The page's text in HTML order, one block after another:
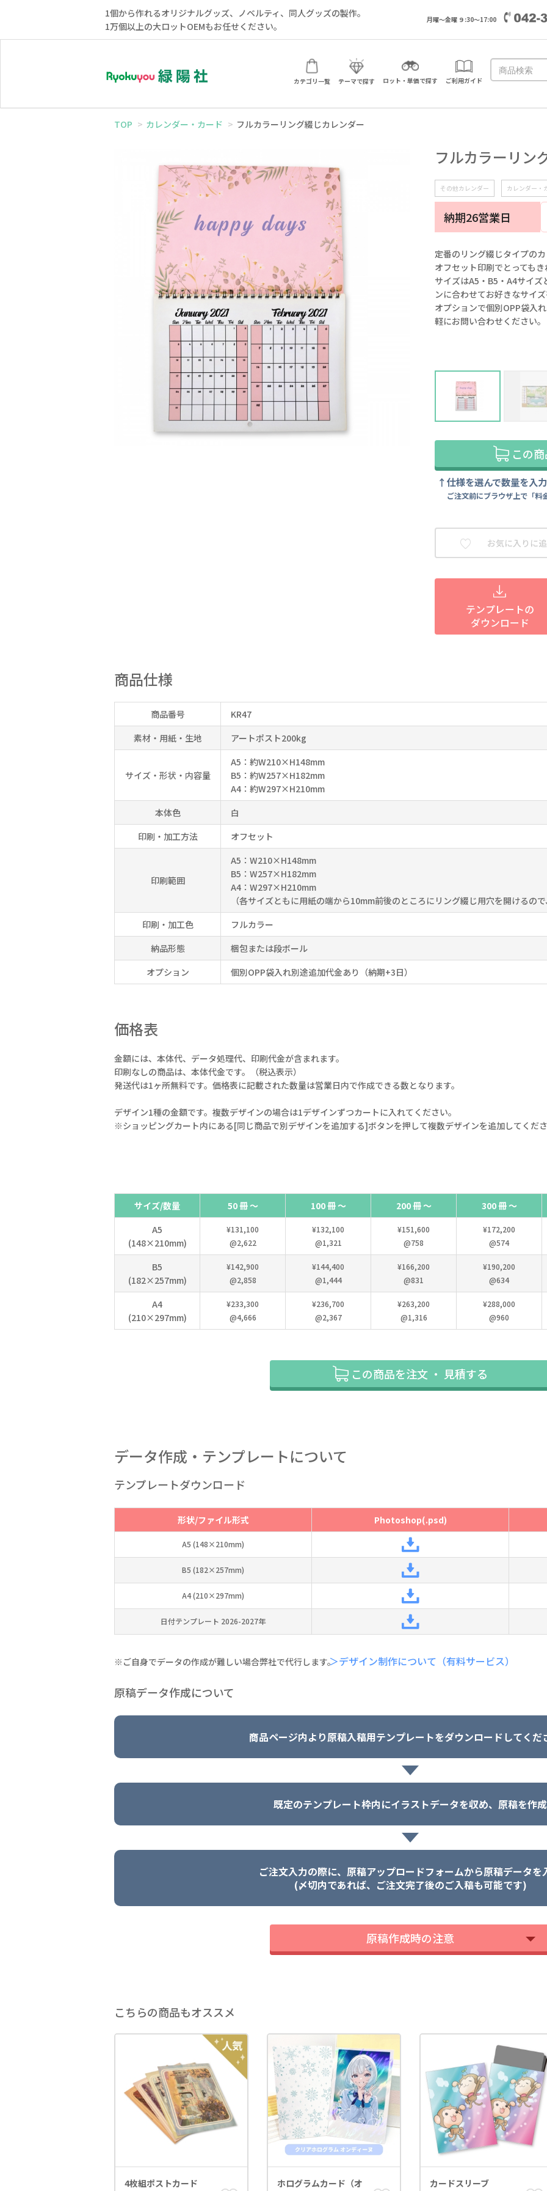
1個から作れるオリジナルグッズ、ノベルティ、同人グッズの製作。
1万個以上の大ロットOEMもお任せください。
月曜～金曜 ９:30～17:00
カテゴリ一覧 テーマで探す ロット・単価で探す ご利用ガイド
TOP カレンダー・カード フルカラーリング綴じカレンダー
フルカラーリン
その他カレンダー カレンダー・
納期26営業日
定番のリング綴じタイプの
オフセット印刷でとっても
サイズはA5・B5・A4サイ
ンに合わせてお好きなサイズ
オプションで個別OPP袋入
軽にお問い合わせください。
この商
仕様を選んで数量を入
ご注文前にブラウザ上で「料
お気に入りに
テンプレートの
ダウンロード
商品仕様
商品番号
KR47
素材・用紙・生地
アートポスト200kg
サイズ・形状・内容量
A5：約W210×H148mm
B5：約W257×H182mm
A4：約W297×H210mm
本体色
白
印刷・加工方法
オフセット
印刷範囲
A5：W210×H148mm
B5：W257×H182mm
A4：W297×H210mm
（各サイズともに用紙の端から10mm前後のところにリング綴じ用穴を開けるの
印刷・加工色
フルカラー
納品形態
梱包または段ボール
オプション
個別OPP袋入れ別途追加代金あり（納期+3日）
価格表
金額には、本体代、データ処理代、印刷代金が含まれます。
印刷なしの商品は、本体代金です。（税込表示）
発送代は1ヶ所無料です。価格表に記載された数量は営業日内で作成できる数となります。
デザイン1種の金額です。複数デザインの場合は1デザインずつカートに入れてください。
※ショッピングカート内にある[同じ商品で別デザインを追加する]ボタンを押して複数デザインを追加してくださ
サイズ/数量 50 冊 ～ 100 冊 ～ 200 冊 ～ 300 冊 ～
A5
(148×210mm)
¥131,100
@2,622
¥132,100
@1,321
¥151,600
@758
¥172,200
@574
B5
(182×257mm)
¥142,900
@2,858
¥144,400
@1,444
¥166,200
@831
¥190,200
@634
A4
(210×297mm)
¥233,300
@4,666
¥236,700
@2,367
¥263,200
@1,316
¥288,000
@960
この商品を注文 ・ 見積する
データ作成・テンプレートについて
テンプレートダウンロード
形状/ファイル形式 Photoshop(.psd)
A5 (148×210mm)
B5 (182×257mm)
A4 (210×297mm)
日付テンプレート 2026-2027年
※ご自身でデータの作成が難しい場合弊社で代行します。＞デザイン制作について（有料サービス）
原稿データ作成について
商品ページ内より原稿入稿用テンプレートをダウンロードしてくだ
既定のテンプレート枠内にイラストデータを収め、原稿を作成
ご注文入力の際に、原稿アップロードフォームから原稿データを
(〆切内であれば、ご注文完了後のご入稿も可能です)
原稿作成時の注意
こちらの商品もオススメ
4枚組ポストカード
ホログラムカード（オ
カードスリーブ